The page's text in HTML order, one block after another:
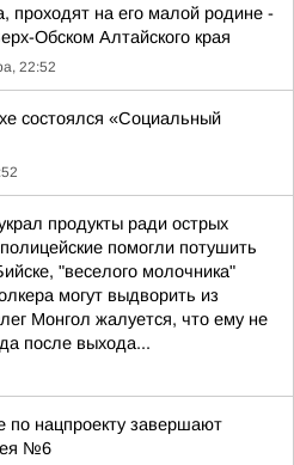
проходят на его малой родине -
Обском Алтайского края
22:52
состоялся «Социальный
продукты ради острых
помогли потушить
"веселого молочника"
могут выдворить из
Монгол жалуется, что ему не
после выхода...
по нацпроекту завершают
№6